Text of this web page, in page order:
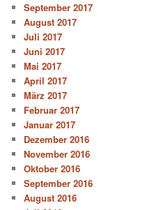
September 2017
August 2017
Juli 2017
Juni 2017
Mai 2017
April 2017
März 2017
Februar 2017
Januar 2017
Dezember 2016
November 2016
Oktober 2016
September 2016
August 2016